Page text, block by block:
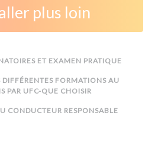
plus loin
ET EXAMEN PRATIQUE
DIFFÉRENTES FORMATIONS AU
PAR UFC-QUE CHOISIR
CONDUCTEUR RESPONSABLE